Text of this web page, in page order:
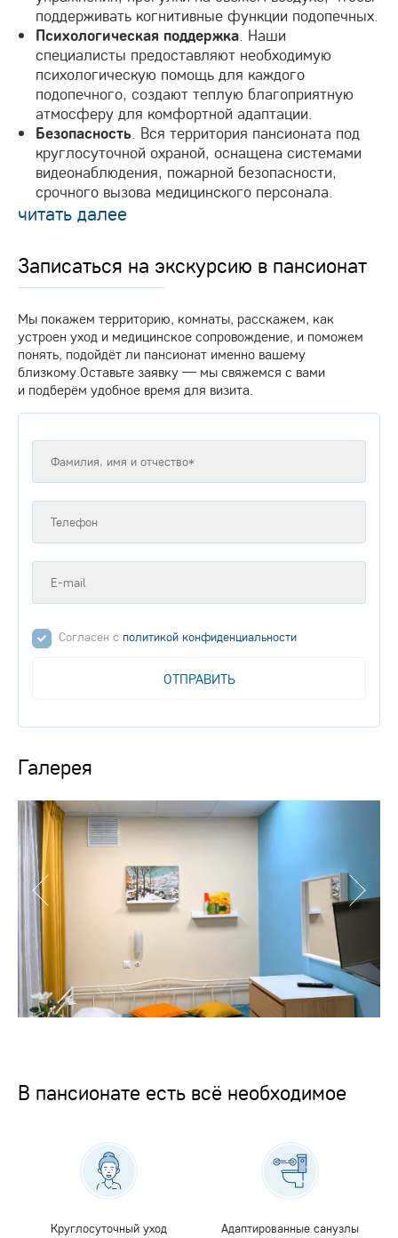
поддерживать когнитивные функции подопечных.
Психологическая поддержка. Наши
специалисты предоставляют необходимую
психологическую помощь для каждого
подопечного, создают теплую благоприятную
атмосферу для комфортной адаптации.
Безопасность. Вся территория пансионата под
круглосуточной охраной, оснащена системами
видеонаблюдения, пожарной безопасности,
срочного вызова медицинского персонала.
читать далее
Записаться на экскурсию в пансионат
Мы покажем территорию, комнаты, расскажем, как
устроен уход и медицинское сопровождение, и поможем
понять, подойдёт ли пансионат именно вашему
близкому.Оставьте заявку — мы свяжемся с вами
и подберём удобное время для визита.
Согласен с политикой конфиденциальности
ОТПРАВИТЬ
Галерея
В пансионате есть всё необходимое
Круглосуточный уход Адаптированные санузлы